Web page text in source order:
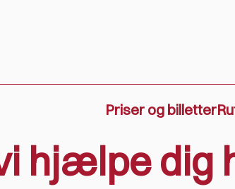
Priser og billetter
hjælpe dig